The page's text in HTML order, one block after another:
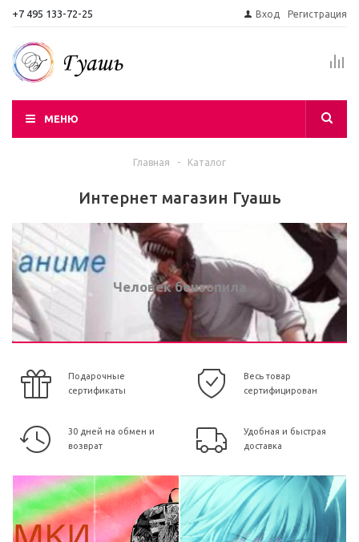
+7 495 133-72-25 Вход Регистрация
МЕНЮ
Главная - Каталог
Интернет магазин Гуашь
Человек бензопила
Подарочные
сертификаты
Весь товар
сертифицирован
30 дней на обмен и
возврат
Удобная и быстрая
доставка